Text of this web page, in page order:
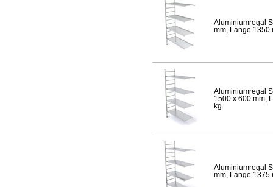
Aluminiumregal
mm, Länge 1350
Aluminiumregal
1500 x 600 mm,
kg
Aluminiumregal
mm, Länge 1375